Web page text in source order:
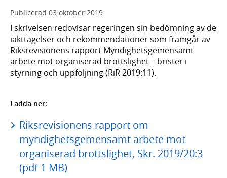
Publicerad 03 oktober 2019
I skrivelsen redovisar regeringen sin bedömning av de
iakttagelser och rekommendationer som framgår av
Riksrevisionens rapport Myndighetsgemensamt
arbete mot organiserad brottslighet – brister i
styrning och uppföljning (RiR 2019:11).
Ladda ner:
Riksrevisionens rapport om
myndighetsgemensamt arbete mot
organiserad brottslighet, Skr. 2019/20:3
(pdf 1 MB)